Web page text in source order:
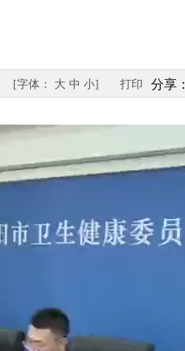
分享：
[字体： 大 中 小] 打印